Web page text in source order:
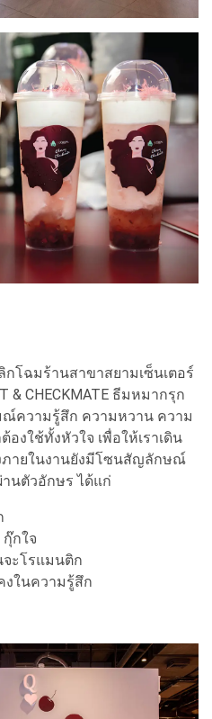
กโฉมร้านสาขาสยามเซ็นเตอร์
& CHECKMATE ธีมหมากรุก
ณ์ความรู้สึก ความหวาน ความ
งใช้ทั้งหัวใจ เพื่อให้เราเดิน
ายในงานยังมีโซนสัญลักษณ์
านตัวอักษร ได้แก่
กใจ
ะโรแมนติก
งในความรู้สึก